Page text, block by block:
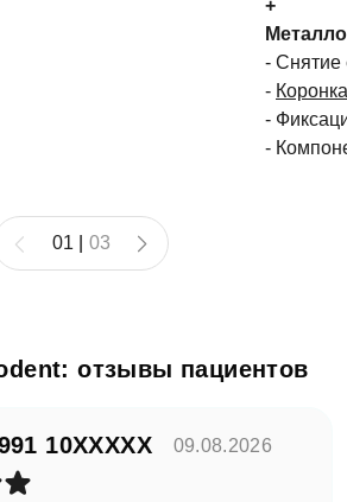
01 03
+
- Снятие
-
-
-
отзывы пациентов
10XXXXX 09.08.2026